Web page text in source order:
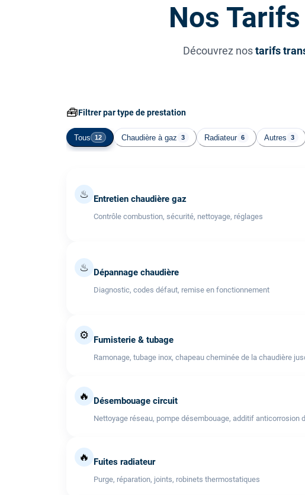
Nos
Découvrez nostarifs
🧰Filtrer par type de prestation
Tous 12 Chaudière à gaz 3 Radiateur 6 Autres 3
♨ Entretien chaudière gaz
Contrôle combustion, sécurité, nettoyage, réglages
♨ Dépannage chaudière
Diagnostic, codes défaut, remise en fonctionnement
⚙️ Fumisterie & tubage
Ramonage, tubage inox, chapeau cheminée de la chaudière
🔥 Désembouage circuit
Nettoyage réseau, pompe désembouage, additif anticorrosion
🔥 Fuites radiateur
Purge, réparation, joints, robinets thermostatiques